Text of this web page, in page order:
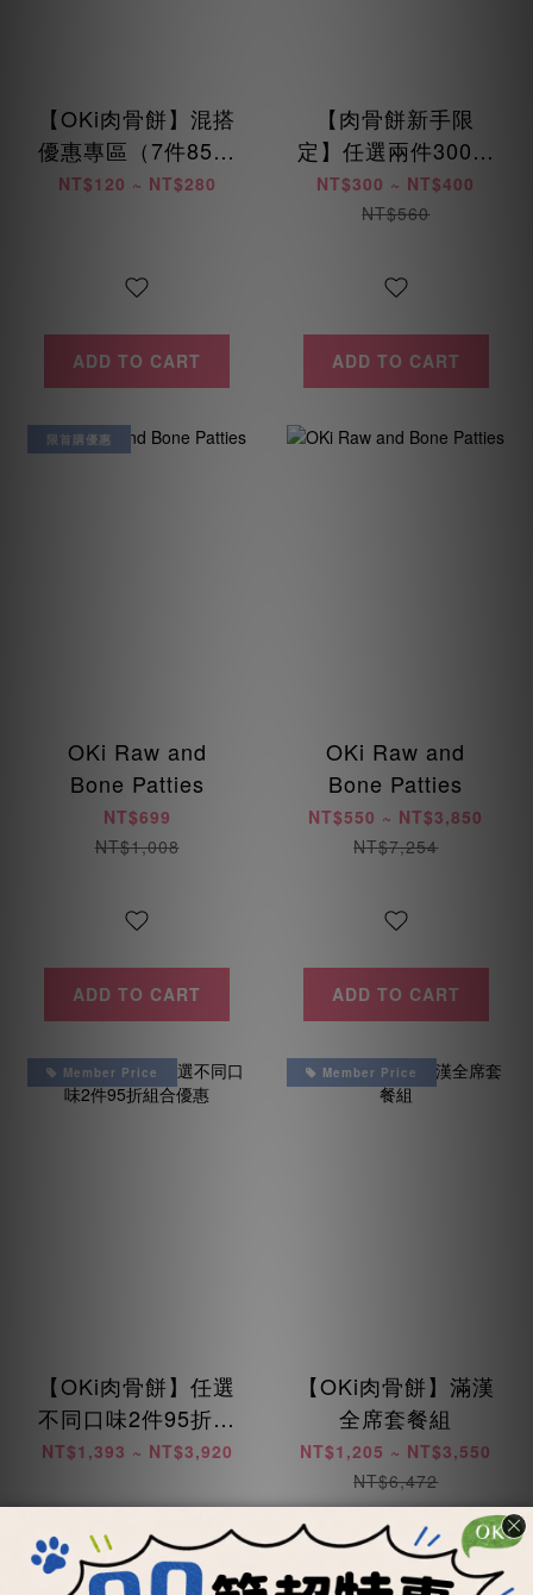
【OKi肉骨餅】混搭
優惠專區（7件85折
/ 14件8折 / 28件75
NT$120 ~ NT$280
ADD TO CART
【肉骨餅新手限
定】任選兩件300元
起 (每位會員限購乙
次)
NT$300 ~ NT$400
NT$560
ADD TO CART
限首購優惠
OKi Raw and
Bone Patties
NT$699
NT$1,008
ADD TO CART
OKi Raw and
Bone Patties
NT$550 ~ NT$3,850
NT$7,254
ADD TO CART
Member Price
【OKi肉骨餅】任選
不同口味2件95折組
合優惠
NT$1,393 ~ NT$3,920
Member Price
【OKi肉骨餅】滿漢
全席套餐組
NT$1,205 ~ NT$3,550
NT$6,472